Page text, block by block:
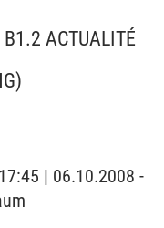
ACTUALITÉ
| 06.10.2008 -